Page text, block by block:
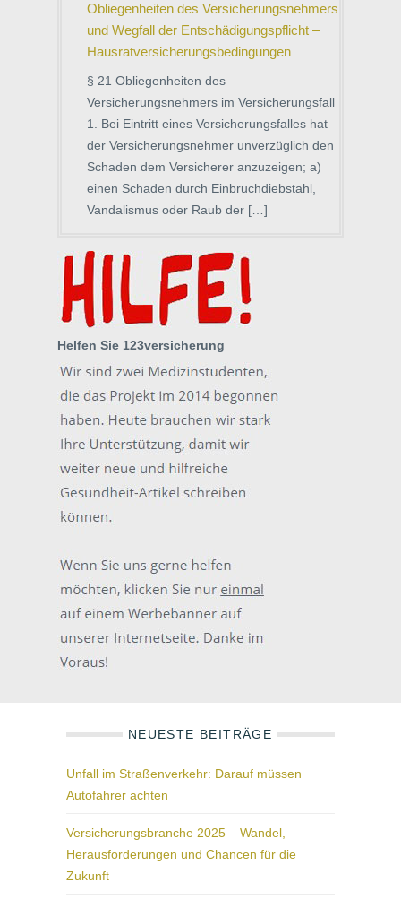
Obliegenheiten des Versicherungsnehmers
und Wegfall der Entschädigungspflicht –
Hausratversicherungsbedingungen
§ 21 Obliegenheiten des
Versicherungsnehmers im Versicherungsfall
1. Bei Eintritt eines Versicherungsfalles hat
der Versicherungsnehmer unverzüglich den
Schaden dem Versicherer anzuzeigen; a)
einen Schaden durch Einbruchdiebstahl,
Vandalismus oder Raub der […]
Helfen Sie 123versicherung
NEUESTE BEITRÄGE
Unfall im Straßenverkehr: Darauf müssen
Autofahrer achten
Versicherungsbranche 2025 – Wandel,
Herausforderungen und Chancen für die
Zukunft